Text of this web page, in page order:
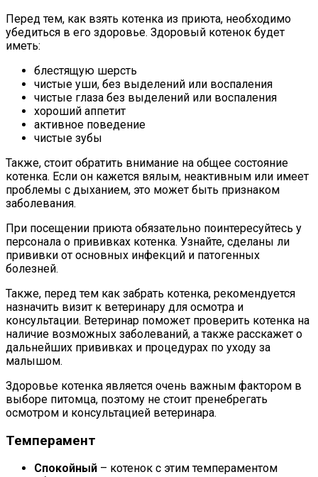
Перед тем, как взять котенка из приюта, необходимо
убедиться в его здоровье. Здоровый котенок будет
иметь:
блестящую шерсть
чистые уши, без выделений или воспаления
чистые глаза без выделений или воспаления
хороший аппетит
активное поведение
чистые зубы
Также, стоит обратить внимание на общее состояние
котенка. Если он кажется вялым, неактивным или имеет
проблемы с дыханием, это может быть признаком
заболевания.
При посещении приюта обязательно поинтересуйтесь у
персонала о прививках котенка. Узнайте, сделаны ли
прививки от основных инфекций и патогенных
болезней.
Также, перед тем как забрать котенка, рекомендуется
назначить визит к ветеринару для осмотра и
консультации. Ветеринар поможет проверить котенка на
наличие возможных заболеваний, а также расскажет о
дальнейших прививках и процедурах по уходу за
малышом.
Здоровье котенка является очень важным фактором в
выборе питомца, поэтому не стоит пренебрегать
осмотром и консультацией ветеринара.
Темперамент
Спокойный – котенок с этим темпераментом